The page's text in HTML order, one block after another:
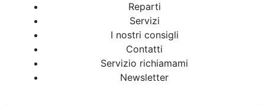
Reparti
Servizi
I nostri consigli
Contatti
Servizio richiamami
Newsletter